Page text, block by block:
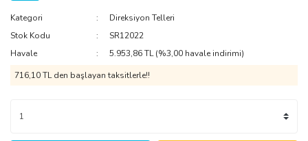
Kategori
Direksiyon Telleri
Stok Kodu
SR12022
Havale
5.953,86 TL (%3,00 havale indirimi)
716,10 TL den başlayan taksitlerle!!